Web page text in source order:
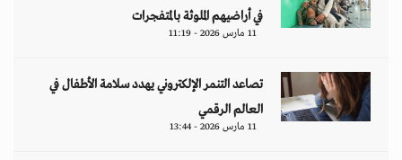
في أراضيهم الملوثة بالمتفجرات
11 مارس 2026 - 11:19
تصاعد التنمر الإلكتروني يهدد سلامة الأطفال في
العالم الرقمي
11 مارس 2026 - 13:44